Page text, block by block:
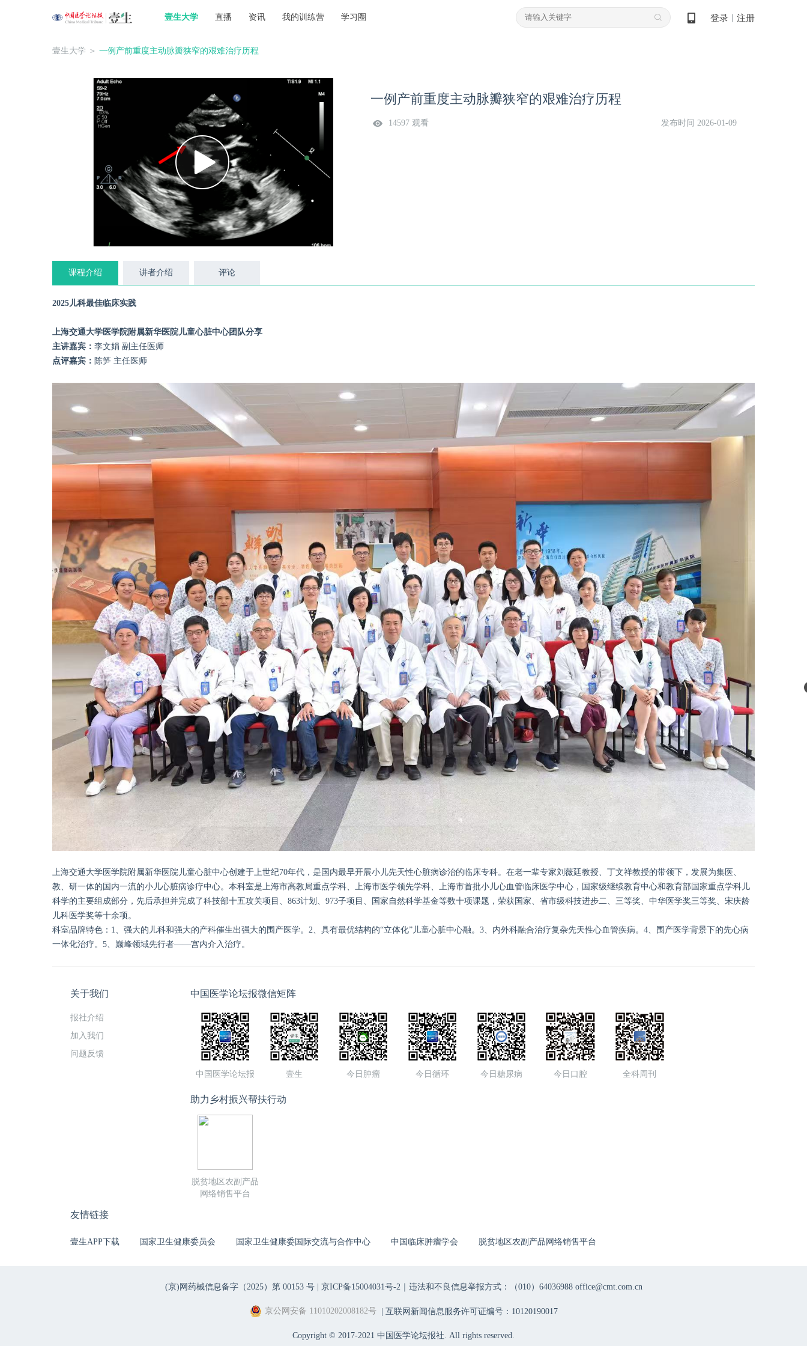
壹生大学 直播 资讯 我的训练营 学习圈 登录 注册
壹生大学 ＞ 一例产前重度主动脉瓣狭窄的艰难治疗历程
一例产前重度主动脉瓣狭窄的艰难治疗历程
14597 观看 发布时间 2026-01-09
课程介绍 讲者介绍 评论
2025儿科最佳临床实践
上海交通大学医学院附属新华医院儿童心脏中心团队分享
主讲嘉宾： 李文娟 副主任医师
点评嘉宾： 陈笋 主任医师
上海交通大学医学院附属新华医院儿童心脏中心创建于上世纪70年代，是国内最早开展小儿先天性心脏病诊治的临床专科。在老一辈专家刘薇廷教授、丁文祥教授的带领下，发展为集医、
教、研一体的国内一流的小儿心脏病诊疗中心。本科室是上海市高教局重点学科、上海市医学领先学科、上海市首批小儿心血管临床医学中心，国家级继续教育中心和教育部国家重点学科儿
科学的主要组成部分，先后承担并完成了科技部十五攻关项目、863计划、973子项目、国家自然科学基金等数十项课题，荣获国家、省市级科技进步二、三等奖、中华医学奖三等奖、宋庆龄
儿科医学奖等十余项。
科室品牌特色：1、强大的儿科和强大的产科催生出强大的围产医学。2、具有最优结构的“立体化”儿童心脏中心融。3、内外科融合治疗复杂先天性心血管疾病。4、围产医学背景下的先心病
一体化治疗。5、巅峰领域先行者——宫内介入治疗。
关于我们
报社介绍
加入我们
问题反馈
中国医学论坛报微信矩阵
中国医学论坛报 壹生 今日肿瘤 今日循环 今日糖尿病 今日口腔 全科周刊
助力乡村振兴帮扶行动
脱贫地区农副产品
网络销售平台
友情链接
壹生APP下载 国家卫生健康委员会 国家卫生健康委国际交流与合作中心 中国临床肿瘤学会 脱贫地区农副产品网络销售平台
(京)网药械信息备字（2025）第 00153 号 | 京ICP备15004031号-2 ｜违法和不良信息举报方式：（010）64036988 office@cmt.com.cn
京公网安备 11010202008182号| 互联网新闻信息服务许可证编号：10120190017
Copyright © 2017-2021 中国医学论坛报社. All rights reserved.